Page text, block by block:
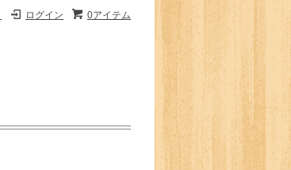
0アイテム
ログイン